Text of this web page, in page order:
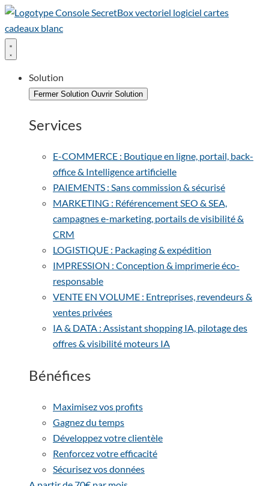
Solution
Fermer Solution Ouvrir Solution
Services
E-COMMERCE : Boutique en ligne, portail, back-
office & Intelligence artificielle
PAIEMENTS : Sans commission & sécurisé
MARKETING : Référencement SEO & SEA,
campagnes e-marketing, portails de visibilité &
CRM
LOGISTIQUE : Packaging & expédition
IMPRESSION : Conception & imprimerie éco-
responsable
VENTE EN VOLUME : Entreprises, revendeurs &
ventes privées
IA & DATA : Assistant shopping IA, pilotage des
offres & visibilité moteurs IA
Bénéfices
Maximisez vos profits
Gagnez du temps
Développez votre clientèle
Renforcez votre efficacité
Sécurisez vos données